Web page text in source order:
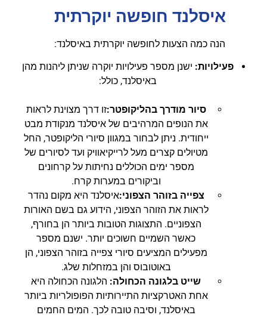
איסלנד חופשה יוקרתית
הנה כמה הצעות לחופשה יוקרתית באיסלנד:
פעילויות: ישנן מספר פעילויות יוקרה שניתן ליהנות מהן
באיסלנד, כולל:
סיור מודרך בהליקופטר:זו דרך מצוינת לראות
את הנופים המרהיבים של איסלנד מנקודת מבט
ייחודית. ניתן לבחור במגוון סיורי הליקופטר, החל
מטיולים קצרים מעל לרייקיאוויק ועד לסיורים של
מספר ימים הכוללים נחיתות על קרחונים
וביקורים במערות קרח.
צפייה בזוהר הצפוני:איסלנד היא מקום נהדר
לראות את הזוהר הצפוני, הידוע גם בשם האורות
הצפוניים. התצוגות הטובות ביותר הן בחורף,
כאשר השמיים חשוכים יותר. ישנם מספר
מפעילים המציעים סיורי צפייה בזוהר הצפוני, הן
באוטובוס והן במזחלות שלג.
שייט בלגונה הכחולה: הלגונה הכחולה היא
אחת האטרקציות התיירותיות הפופולריות ביותר
באיסלנד, וסיבה טובה לכך. המים החמים